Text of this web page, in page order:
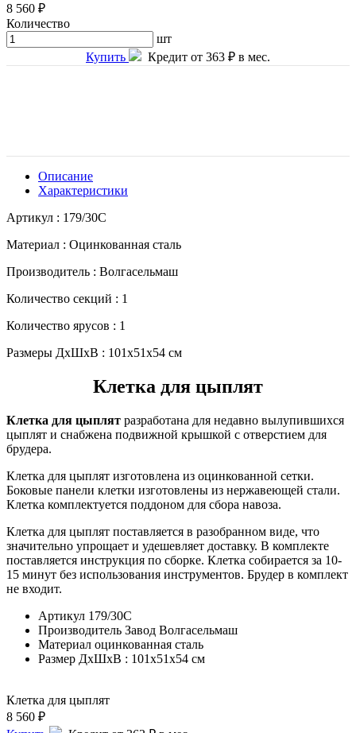
8 560 ₽
Количество
шт
Купить
Кредит от 363 ₽ в мес.
Описание
Характеристики
Артикул : 179/30C
Материал : Оцинкованная сталь
Производитель : Волгасельмаш
Количество секций : 1
Количество ярусов : 1
Размеры ДхШхВ : 101x51x54 см
Клетка для цыплят
Клетка для цыплят разработана для недавно вылупившихся
цыплят и снабжена подвижной крышкой с отверстием для
брудера.
Клетка для цыплят изготовлена из оцинкованной сетки.
Боковые панели клетки изготовлены из нержавеющей стали.
Клетка комплектуется поддоном для сбора навоза.
Клетка для цыплят поставляется в разобранном виде, что
значительно упрощает и удешевляет доставку. В комплекте
поставляется инструкция по сборке. Клетка собирается за 10-
15 минут без использования инструментов. Брудер в комплект
не входит.
Артикул 179/30C
Производитель Завод Волгасельмаш
Материал оцинкованная сталь
Размер ДхШхВ : 101x51x54 см
Клетка для цыплят
8 560 ₽